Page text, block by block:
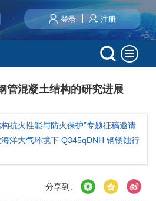
登录 注册
管混凝土结构的研究进展
抗火性能与防火保护”专题征稿邀请
洋大气环境下 Q345qDNH 钢锈蚀行
分享到: